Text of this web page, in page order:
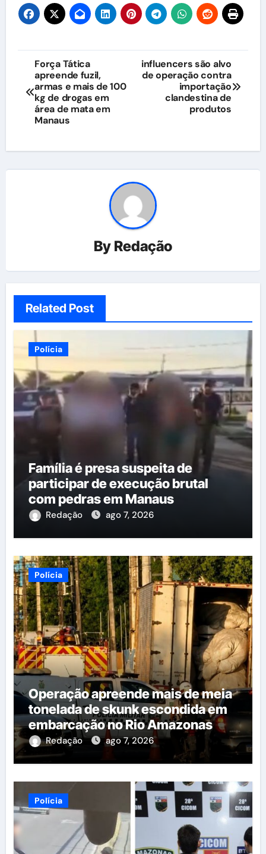
Navegação
de
Post
Força Tática
apreende fuzil,
armas e mais de 100
kg de drogas em
área de mata em
Manaus
influencers são alvo
de operação contra
importação
clandestina de
produtos
By Redação
Related Post
Polícia
Família é presa suspeita de
participar de execução brutal
com pedras em Manaus
Redação ago 7, 2026
Polícia
Operação apreende mais de meia
tonelada de skunk escondida em
embarcação no Rio Amazonas
Redação ago 7, 2026
Polícia